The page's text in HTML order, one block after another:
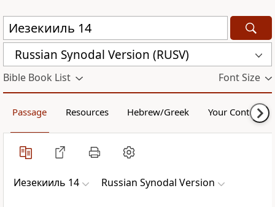
Russian Synodal Version (RUSV)
Bible Book List Font Size
Passage Resources Hebrew/Greek Your Content
Иезекииль 14 Russian Synodal Version